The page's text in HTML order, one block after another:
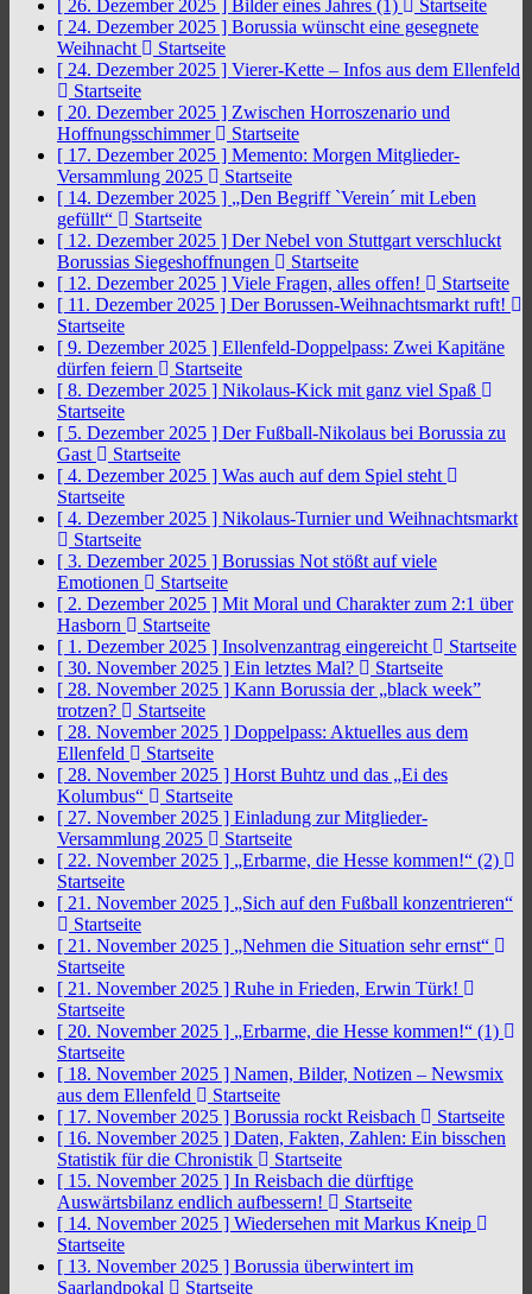
[ 26. Dezember 2025 ] Bilder eines Jahres (1)
Startseite
[ 24. Dezember 2025 ] Borussia wünscht eine gesegnete
Weihnacht
Startseite
[ 24. Dezember 2025 ] Vierer-Kette – Infos aus dem Ellenfeld
Startseite
[ 20. Dezember 2025 ] Zwischen Horroszenario und
Hoffnungsschimmer
Startseite
[ 17. Dezember 2025 ] Memento: Morgen Mitglieder-
Versammlung 2025
Startseite
[ 14. Dezember 2025 ] „Den Begriff `Verein´ mit Leben
gefüllt“
Startseite
[ 12. Dezember 2025 ] Der Nebel von Stuttgart verschluckt
Borussias Siegeshoffnungen
Startseite
[ 12. Dezember 2025 ] Viele Fragen, alles offen!
Startseite
[ 11. Dezember 2025 ] Der Borussen-Weihnachtsmarkt ruft!
Startseite
[ 9. Dezember 2025 ] Ellenfeld-Doppelpass: Zwei Kapitäne
dürfen feiern
Startseite
[ 8. Dezember 2025 ] Nikolaus-Kick mit ganz viel Spaß
Startseite
[ 5. Dezember 2025 ] Der Fußball-Nikolaus bei Borussia zu
Gast
Startseite
[ 4. Dezember 2025 ] Was auch auf dem Spiel steht
Startseite
[ 4. Dezember 2025 ] Nikolaus-Turnier und Weihnachtsmarkt
Startseite
[ 3. Dezember 2025 ] Borussias Not stößt auf viele
Emotionen
Startseite
[ 2. Dezember 2025 ] Mit Moral und Charakter zum 2:1 über
Hasborn
Startseite
[ 1. Dezember 2025 ] Insolvenzantrag eingereicht
Startseite
[ 30. November 2025 ] Ein letztes Mal?
Startseite
[ 28. November 2025 ] Kann Borussia der „black week”
trotzen?
Startseite
[ 28. November 2025 ] Doppelpass: Aktuelles aus dem
Ellenfeld
Startseite
[ 28. November 2025 ] Horst Buhtz und das „Ei des
Kolumbus“
Startseite
[ 27. November 2025 ] Einladung zur Mitglieder-
Versammlung 2025
Startseite
[ 22. November 2025 ] „Erbarme, die Hesse kommen!“ (2)
Startseite
[ 21. November 2025 ] „Sich auf den Fußball konzentrieren“
Startseite
[ 21. November 2025 ] „Nehmen die Situation sehr ernst“
Startseite
[ 21. November 2025 ] Ruhe in Frieden, Erwin Türk!
Startseite
[ 20. November 2025 ] „Erbarme, die Hesse kommen!“ (1)
Startseite
[ 18. November 2025 ] Namen, Bilder, Notizen – Newsmix
aus dem Ellenfeld
Startseite
[ 17. November 2025 ] Borussia rockt Reisbach
Startseite
[ 16. November 2025 ] Daten, Fakten, Zahlen: Ein bisschen
Statistik für die Chronistik
Startseite
[ 15. November 2025 ] In Reisbach die dürftige
Auswärtsbilanz endlich aufbessern!
Startseite
[ 14. November 2025 ] Wiedersehen mit Markus Kneip
Startseite
[ 13. November 2025 ] Borussia überwintert im
Saarlandpokal
Startseite